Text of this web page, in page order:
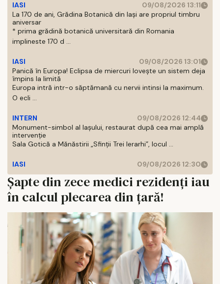
IASI
09/08/2026 13:11
La 170 de ani, Grădina Botanică din Iași are propriul timbru
aniversar
* prima grădină botanică universitară din Romania
implineste 170 d ...
IASI
09/08/2026 13:01
Panică în Europa! Eclipsa de miercuri lovește un sistem deja
împins la limită
Europa intră intr-o săptămană cu nervii intinsi la maximum.
O ecli ...
INTERN
09/08/2026 12:44
Monument-simbol al Iaşului, restaurat după cea mai amplă
intervenţie
Sala Gotică a Mănăstirii „Sfinţii Trei Ierarhi”, locul ...
IASI 09/08/2026 12:30
Șapte din zece medici rezidenți iau
în calcul plecarea din țară!